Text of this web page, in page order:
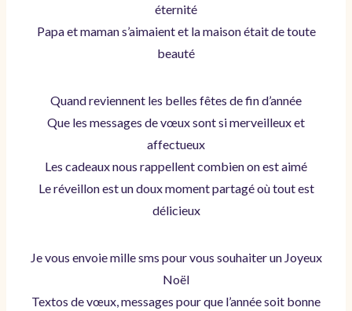
éternité
Papa et maman s’aimaient et la maison était de toute
beauté
Quand reviennent les belles fêtes de fin d’année
Que les messages de vœux sont si merveilleux et
affectueux
Les cadeaux nous rappellent combien on est aimé
Le réveillon est un doux moment partagé où tout est
délicieux
Je vous envoie mille sms pour vous souhaiter un Joyeux
Noël
Textos de vœux, messages pour que l’année soit bonne